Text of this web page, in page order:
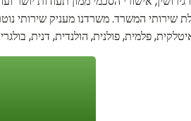
שירותי המשרד. משרדנו מעניק שירותי
פלמית, פולנית, הולנדית, דנית,